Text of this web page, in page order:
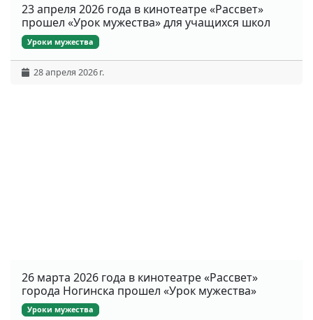
23 апреля 2026 года в кинотеатре «Рассвет»
прошел «Урок мужества» для учащихся школ
Уроки мужества
28 апреля 2026 г.
26 марта 2026 года в кинотеатре «Рассвет»
города Ногинска прошел «Урок мужества»
Уроки мужества